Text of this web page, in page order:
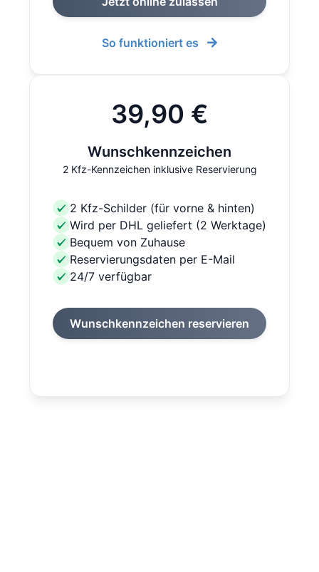
So funktioniert es
39,90 €
Wunschkennzeichen
2 Kfz-Kennzeichen inklusive Reservierung
2 Kfz-Schilder (für vorne & hinten)
Wird per DHL geliefert (2 Werktage)
Bequem von Zuhause
Reservierungsdaten per E-Mail
24/7 verfügbar
Wunschkennzeichen reservieren